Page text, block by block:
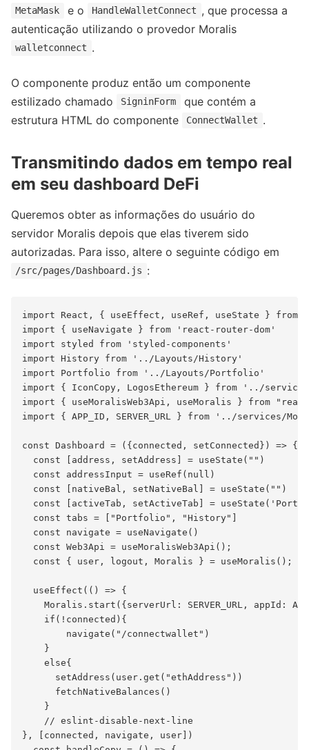
MetaMask e o HandleWalletConnect , que processa a
autenticação utilizando o provedor Moralis
walletconnect .
O componente produz então um componente
estilizado chamado
SigninForm
que contém a
estrutura HTML do componente
ConnectWallet .
Transmitindo dados em tempo real
em seu dashboard DeFi
Queremos obter as informações do usuário do
servidor Moralis depois que elas tiverem sido
autorizadas. Para isso, altere o seguinte código em
/src/pages/Dashboard.js :
import React, { useEffect, useRef, useState } from
import { useNavigate } from 'react-router-dom'
import styled from 'styled-components'
import History from '../Layouts/History'
import Portfolio from '../Layouts/Portfolio'
import { IconCopy, LogosEthereum } from '../
import { useMoralisWeb3Api, useMoralis } from
import { APP_ID, SERVER_URL } from '../services/
const Dashboard = ({connected, setConnected}) => {
  const [address, setAddress] = useState("")
  const addressInput = useRef(null)
  const [nativeBal, setNativeBal] = useState("")
const [activeTab, setActiveTab] =
  const tabs = ["Portfolio", "History"]
  const navigate = useNavigate()
  const Web3Api = useMoralisWeb3Api();
  const { user, logout, Moralis } = useMoralis();
  useEffect(() => {
Moralis.start({serverUrl: SERVER_URL, appId:
    if(!connected){
        navigate("/connectwallet")
    }
    else{
      setAddress(user.get("ethAddress"))
      fetchNativeBalances()
    }
    // eslint-disable-next-line
}, [connected, navigate, user])